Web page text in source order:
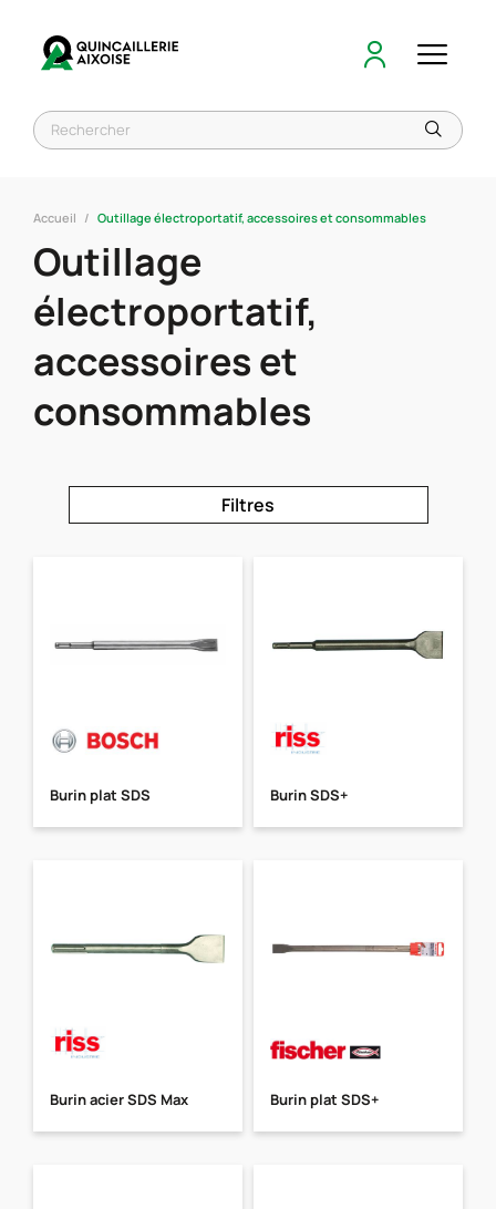
Accueil Outillage électroportatif, accessoires et consommables
Outillage
électroportatif,
accessoires et
consommables
Filtres
Burin plat SDS Burin SDS+
Burin acier SDS Max Burin plat SDS+